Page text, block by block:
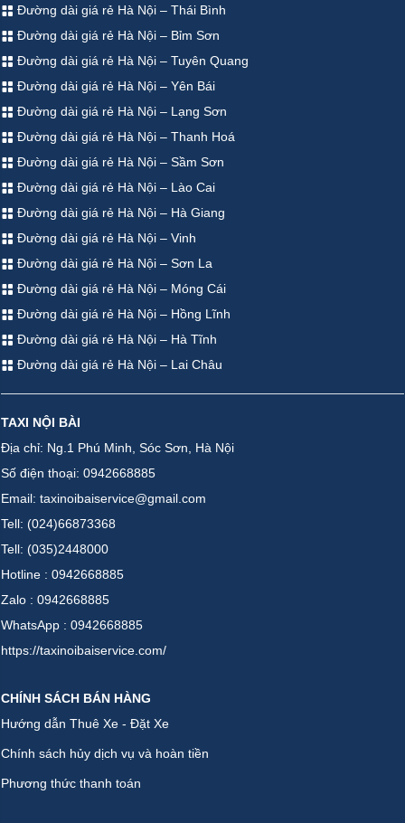
Đường dài giá rẻ Hà Nội – Thái Bình
Đường dài giá rẻ Hà Nội – Bỉm Sơn
Đường dài giá rẻ Hà Nội – Tuyên Quang
Đường dài giá rẻ Hà Nội – Yên Bái
Đường dài giá rẻ Hà Nội – Lạng Sơn
Đường dài giá rẻ Hà Nội – Thanh Hoá
Đường dài giá rẻ Hà Nội – Sầm Sơn
Đường dài giá rẻ Hà Nội – Lào Cai
Đường dài giá rẻ Hà Nội – Hà Giang
Đường dài giá rẻ Hà Nội – Vinh
Đường dài giá rẻ Hà Nội – Sơn La
Đường dài giá rẻ Hà Nội – Móng Cái
Đường dài giá rẻ Hà Nội – Hồng Lĩnh
Đường dài giá rẻ Hà Nội – Hà Tĩnh
Đường dài giá rẻ Hà Nội – Lai Châu
TAXI NỘI BÀI
Địa chỉ: Ng.1 Phú Minh, Sóc Sơn, Hà Nội
Số điện thoại: 0942668885
Email: taxinoibaiservice@gmail.com
Tell: (024)66873368
Tell: (035)2448000
Hotline : 0942668885
Zalo : 0942668885
WhatsApp : 0942668885
https://taxinoibaiservice.com/
CHÍNH SÁCH BÁN HÀNG
Hướng dẫn Thuê Xe - Đặt Xe
Chính sách hủy dịch vụ và hoàn tiền
Phương thức thanh toán